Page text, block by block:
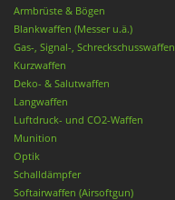
Armbrüste & Bögen
Blankwaffen (Messer u.ä.)
Gas-, Signal-, Schreckschusswaffen
Kurzwaffen
Deko- & Salutwaffen
Langwaffen
Luftdruck- und CO2-Waffen
Munition
Optik
Schalldämpfer
Softairwaffen (Airsoftgun)